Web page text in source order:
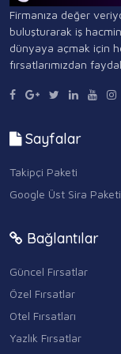
Firmanıza değer
buluşturarak iş
dünyaya açmak için
fırsatlarımızdan
Sayfalar
Takipçi Paketi
Google Üst Sira Paketi
Bağlantılar
Güncel Fırsatlar
Özel Fırsatlar
Otel Fırsatları
Yazlık Fırsatlar